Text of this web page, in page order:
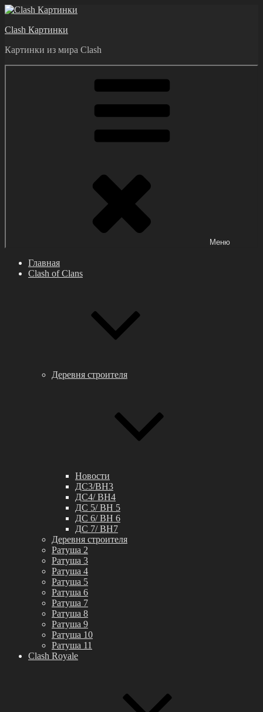
Перейти
содержимому
Clash Картинки
Картинки из мира Clash
Меню
Главная
Clash of Clans
Деревня строителя
Новости
ДС3/BH3
ДС4/ BH4
ДС 5/ BH 5
ДС 6/ BH 6
ДС 7/ BH7
Деревня строителя
Ратуша 2
Ратуша 3
Ратуша 4
Ратуша 5
Ратуша 6
Ратуша 7
Ратуша 8
Ратуша 9
Ратуша 10
Ратуша 11
Clash Royale